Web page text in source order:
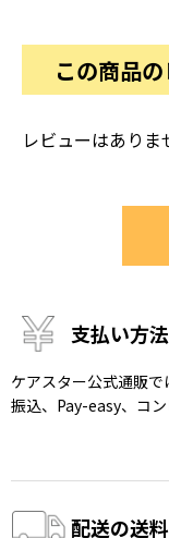
この商品
レビューはありま
支払い方
ケアスター公式通販
振込、Pay-easy、コ
配送の送